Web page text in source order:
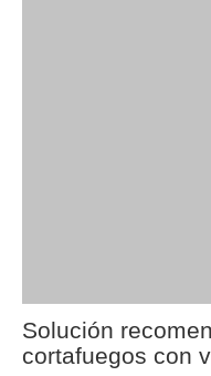
Solución
cortafuegos con